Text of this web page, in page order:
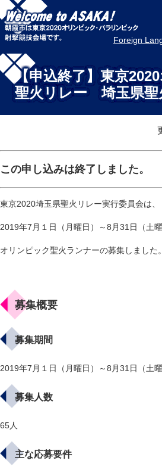
ー
ジ
の
先
頭
で
ニ
ュ
ー
を
飛
ば
Foreign
本
文
【申込終了】東京
聖火リレー 埼玉県聖
この申し込みは終了しました。
東京2020埼玉県聖火リレー実行委員会は、
2019年7月１日（月曜日）～8月31日（土曜
オリンピック聖火ランナーの募集しました。
募集概要
募集期間
2019年7月１日（月曜日）～8月31日（土曜
募集人数
65人
主な応募要件